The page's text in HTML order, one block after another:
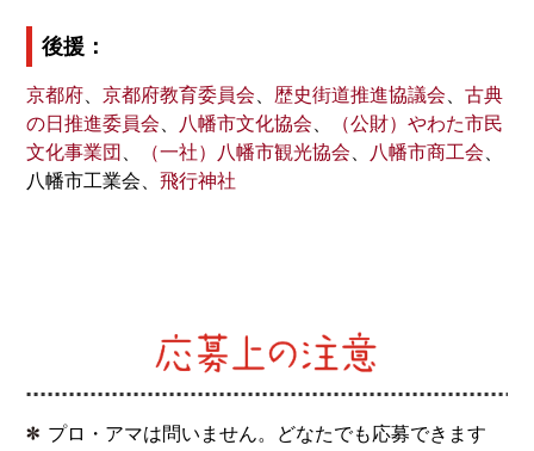
2021.08.02
選考委員長・山極壽一さんによる記念講演（8/21）の案
内
を掲載しました。
2021.07.01
第五回徒然草エッセイ大賞の応募を開始いたしました。
第四回徒然草エッセイ大賞の
授賞式を八幡市文化センター・小ホールで行いました。
はこちら 。
後援：
京都府 、京都府教育委員会 歴史街道推進協議会 、古典
の日推進委員会
八幡市文化協会
（公財）やわた市民
文化事業団
（一社）八幡市観光協会 八幡市商工会
八幡市工業会、飛行神社
プロ・アマは問いません。どなたでも応募できます